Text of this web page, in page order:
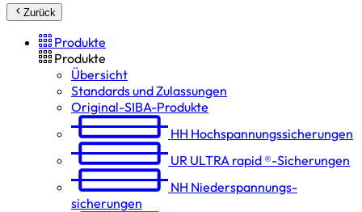
Zurück
Produkte
Produkte
Übersicht
Standards und Zulassungen
Original-SIBA-Produkte
HH Hochspannungs­sicherungen
UR ULTRA rapid ®-Sicherungen
NH Niederspannungs­
sicherungen